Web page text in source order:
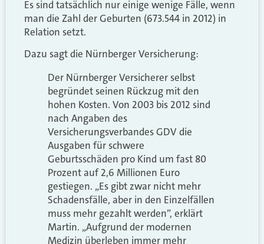
Es sind tatsächlich nur einige wenige Fälle, wenn
man die Zahl der Geburten (673.544 in 2012) in
Relation setzt.
Dazu sagt die Nürnberger Versicherung:
Der Nürnberger Versicherer selbst
begründet seinen Rückzug mit den
hohen Kosten. Von 2003 bis 2012 sind
nach Angaben des
Versicherungsverbandes GDV die
Ausgaben für schwere
Geburtsschäden pro Kind um fast 80
Prozent auf 2,6 Millionen Euro
gestiegen. „Es gibt zwar nicht mehr
Schadensfälle, aber in den Einzelfällen
muss mehr gezahlt werden”, erklärt
Martin. „Aufgrund der modernen
Medizin überleben immer mehr